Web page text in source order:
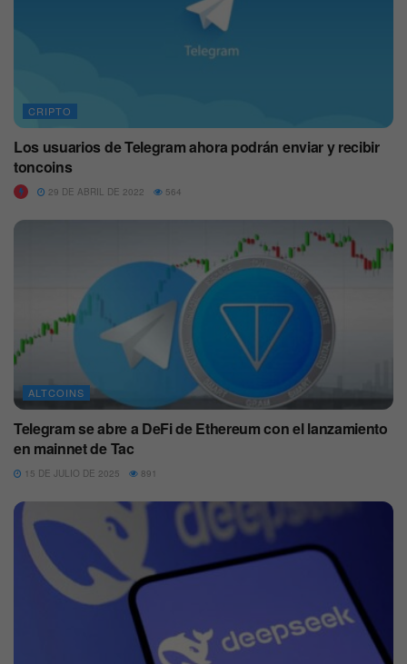
CRIPTO
Los usuarios de Telegram ahora podrán enviar y recibir
toncoins
29 DE ABRIL DE 2022 564
ALTCOINS
Telegram se abre a DeFi de Ethereum con el lanzamiento
en mainnet de Tac
15 DE JULIO DE 2025 891